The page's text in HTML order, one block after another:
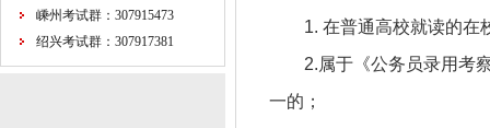
嵊州考试群：307915473
绍兴考试群：307917381
1. 在普通高校就读的在
2.属于《公务员录用考
一的；